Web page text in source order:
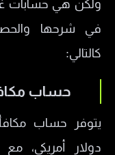
ولكن هي حسابات
في شرحها
كالتالي:
حساب